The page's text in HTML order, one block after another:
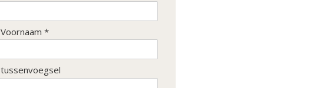
Voornaam *
tussenvoegsel